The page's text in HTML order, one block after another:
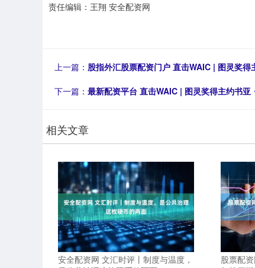
责任编辑：王翔 安全配资网
上一篇： 股指外汇股票配资门户 直击WAIC | 图灵奖
下一篇： 最新配资平台 直击WAIC | 图灵奖得主约书
相关文章
安全配资网 文汇时评丨制度与温度，
股票配